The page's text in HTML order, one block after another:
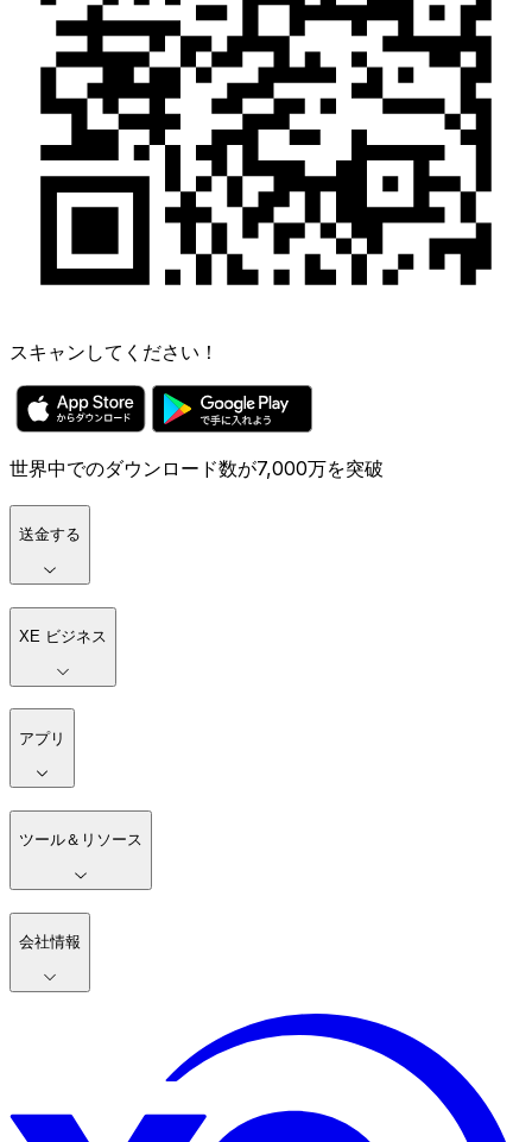
スキャンしてください！
世界中でのダウンロード数が7,000万を突破
送金する
XE ビジネス
アプリ
ツール＆リソース
会社情報